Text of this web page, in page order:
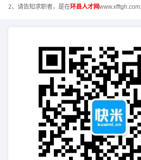
2、请告知求职者，是在环县人才网www.xfftgh.com